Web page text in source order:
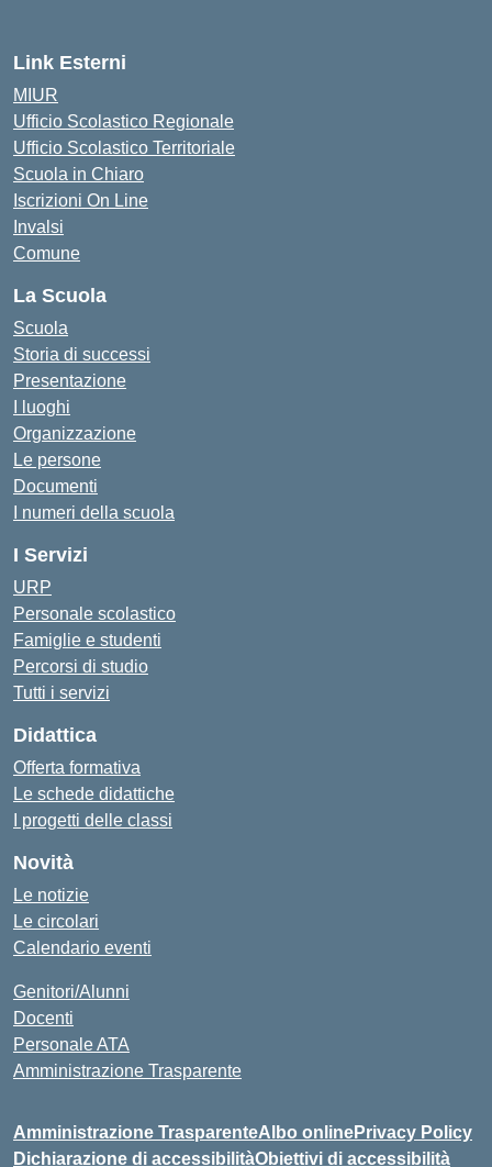
Link Esterni
MIUR
Ufficio Scolastico Regionale
Ufficio Scolastico Territoriale
Scuola in Chiaro
Iscrizioni On Line
Invalsi
Comune
La Scuola
Scuola
Storia di successi
Presentazione
I luoghi
Organizzazione
Le persone
Documenti
I numeri della scuola
I Servizi
URP
Personale scolastico
Famiglie e studenti
Percorsi di studio
Tutti i servizi
Didattica
Offerta formativa
Le schede didattiche
I progetti delle classi
Novità
Le notizie
Le circolari
Calendario eventi
Genitori/Alunni
Docenti
Personale ATA
Amministrazione Trasparente
Amministrazione TrasparenteAlbo onlinePrivacy Policy
Dichiarazione di accessibilitàObiettivi di accessibilità